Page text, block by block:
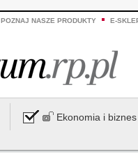
POZNAJ NASZE PRODUKTY E-
Ekonomia i biznes